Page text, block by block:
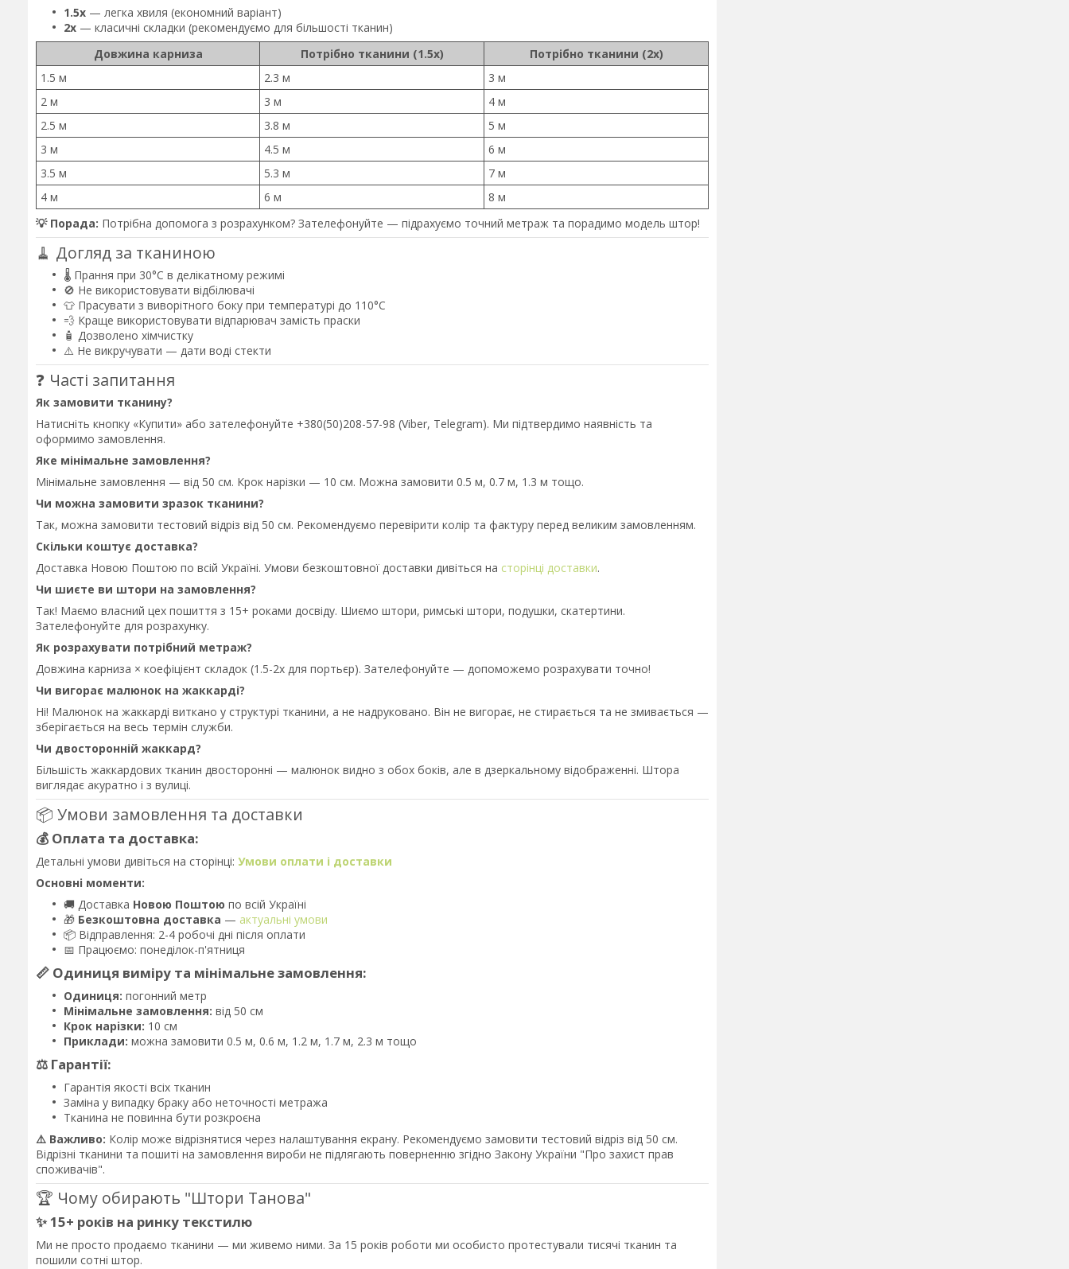
1.5x — легка хвиля (економний варіант)
2x — класичні складки (рекомендуємо для більшості тканин)
Довжина карниза
Потрібно тканини (1.5x)
Потрібно тканини (2x)
1.5 м
2.3 м
3 м
2 м
3 м
4 м
2.5 м
3.8 м
5 м
3 м
4.5 м
6 м
3.5 м
5.3 м
7 м
4 м
6 м
8 м
💡 Порада: Потрібна допомога з розрахунком? Зателефонуйте — підрахуємо точний метраж та порадимо модель штор!
🧹 Догляд за тканиною
🌡️ Прання при 30°C в делікатному режимі
🚫 Не використовувати відбілювачі
👕 Прасувати з виворітного боку при температурі до 110°C
💨 Краще використовувати відпарювач замість праски
🧴 Дозволено хімчистку
⚠️ Не викручувати — дати воді стекти
❓ Часті запитання
Як замовити тканину?
Натисніть кнопку «Купити» або зателефонуйте +380(50)208-57-98 (Viber, Telegram). Ми підтвердимо наявність та
оформимо замовлення.
Яке мінімальне замовлення?
Мінімальне замовлення — від 50 см. Крок нарізки — 10 см. Можна замовити 0.5 м, 0.7 м, 1.3 м тощо.
Чи можна замовити зразок тканини?
Так, можна замовити тестовий відріз від 50 см. Рекомендуємо перевірити колір та фактуру перед великим замовленням.
Скільки коштує доставка?
Доставка Новою Поштою по всій Україні. Умови безкоштовної доставки дивіться на сторінці доставки.
Чи шиєте ви штори на замовлення?
Так! Маємо власний цех пошиття з 15+ роками досвіду. Шиємо штори, римські штори, подушки, скатертини.
Зателефонуйте для розрахунку.
Як розрахувати потрібний метраж?
Довжина карниза × коефіцієнт складок (1.5-2x для портьєр). Зателефонуйте — допоможемо розрахувати точно!
Чи вигорає малюнок на жаккарді?
Ні! Малюнок на жаккарді виткано у структурі тканини, а не надруковано. Він не вигорає, не стирається та не змивається —
зберігається на весь термін служби.
Чи двосторонній жаккард?
Більшість жаккардових тканин двосторонні — малюнок видно з обох боків, але в дзеркальному відображенні. Штора
виглядає акуратно і з вулиці.
📦 Умови замовлення та доставки
💰 Оплата та доставка:
Детальні умови дивіться на сторінці: Умови оплати і доставки
Основні моменти:
🚚 Доставка Новою Поштою по всій Україні
🎁 Безкоштовна доставка — актуальні умови
📦 Відправлення: 2-4 робочі дні після оплати
📅 Працюємо: понеділок-п'ятниця
📏 Одиниця виміру та мінімальне замовлення:
Одиниця: погонний метр
Мінімальне замовлення: від 50 см
Крок нарізки: 10 см
Приклади: можна замовити 0.5 м, 0.6 м, 1.2 м, 1.7 м, 2.3 м тощо
⚖️ Гарантії:
Гарантія якості всіх тканин
Заміна у випадку браку або неточності метража
Тканина не повинна бути розкроєна
⚠️ Важливо: Колір може відрізнятися через налаштування екрану. Рекомендуємо замовити тестовий відріз від 50 см.
Відрізні тканини та пошиті на замовлення вироби не підлягають поверненню згідно Закону України "Про захист прав
споживачів".
🏆 Чому обирають "Штори Танова"
✨ 15+ років на ринку текстилю
Ми не просто продаємо тканини — ми живемо ними. За 15 років роботи ми особисто протестували тисячі тканин та
пошили сотні штор.